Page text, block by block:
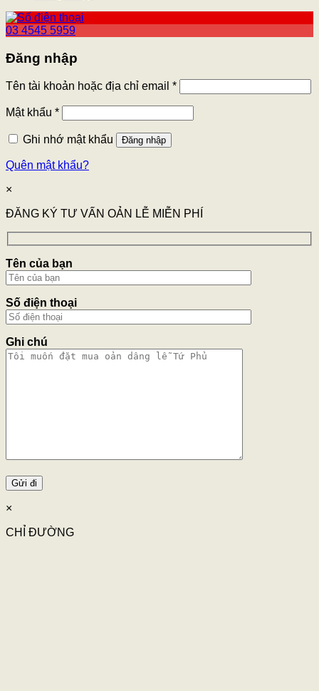
03 4545 5959
Đăng nhập
Tên tài khoản hoặc địa chỉ email *
Mật khẩu *
Ghi nhớ mật khẩu Đăng nhập
Quên mật khẩu?
×
ĐĂNG KÝ TƯ VẤN OẢN LỄ MIỄN PHÍ
Tên của bạn
Số điện thoại
Ghi chú
×
CHỈ ĐƯỜNG